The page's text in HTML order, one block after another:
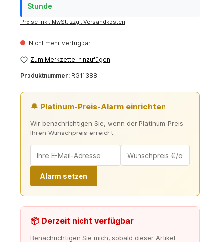
Stunde
Preise inkl. MwSt. zzgl. Versandkosten
Nicht mehr verfügbar
Zum Merkzettel hinzufügen
Produktnummer: RG11388
🔔 Platinum-Preis-Alarm einrichten
Wir benachrichtigen Sie, wenn der Platinum-Preis
Ihren Wunschpreis erreicht.
Alarm setzen
📦 Derzeit nicht verfügbar
Benachrichtigen Sie mich, sobald dieser Artikel